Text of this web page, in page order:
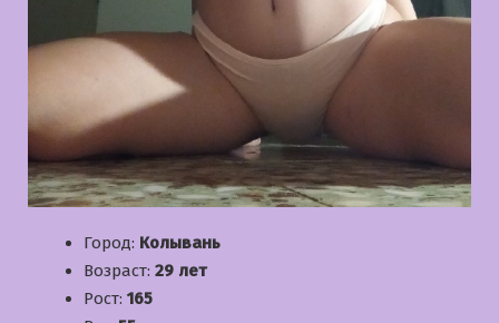
Город: Колывань
Возраст: 29 лет
Рост: 165